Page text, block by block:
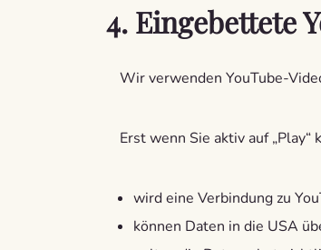
4. Eingebettete
Wir verwenden YouTube-
Erst wenn Sie aktiv auf „Play“
wird eine Verbindung zu
können Daten in die USA